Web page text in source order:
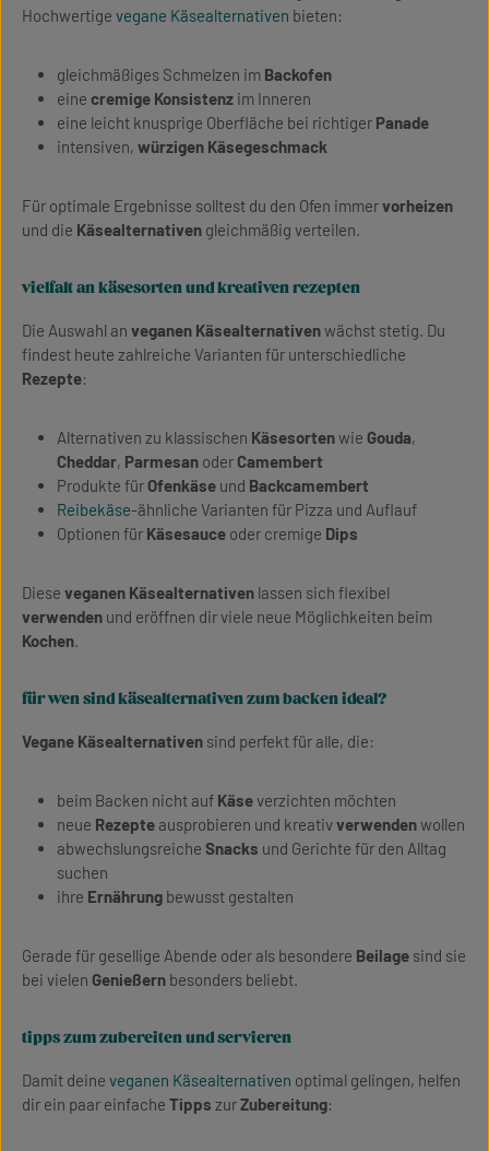
Hochwertige vegane Käsealternativen bieten:
gleichmäßiges Schmelzen im Backofen
eine cremige Konsistenz im Inneren
eine leicht knusprige Oberfläche bei richtiger Panade
intensiven, würzigen Käsegeschmack
Für optimale Ergebnisse solltest du den Ofen immervorheizen
und die Käsealternativen gleichmäßig verteilen.
vielfalt an käsesorten und kreativen rezepten
Die Auswahl an veganen Käsealternativenwächst stetig. Du
findest heute zahlreiche Varianten für unterschiedliche
Rezepte:
Alternativen zu klassischen Käsesortenwie Gouda,
Cheddar, Parmesan oderCamembert
Produkte fürOfenkäse und Backcamembert
Reibekäse-ähnliche Varianten für Pizza und Auflauf
Optionen für Käsesauce oder cremige Dips
Diese veganen Käsealternativen lassen sich flexibel
verwenden und eröffnen dir viele neue Möglichkeiten beim
Kochen.
für wen sind käsealternativen zum backen ideal?
Vegane Käsealternativen sind perfekt für alle, die:
beim Backen nicht auf Käseverzichten möchten
neue Rezepte ausprobieren und kreativverwendenwollen
abwechslungsreiche Snacks und Gerichte für den Alltag
suchen
ihre Ernährung bewusst gestalten
Gerade für gesellige Abende oder als besondere Beilage sind sie
bei vielen Genießern besonders beliebt.
tipps zum zubereiten und servieren
Damit deine veganen Käsealternativen optimal gelingen, helfen
dir ein paar einfache Tipps zurZubereitung: